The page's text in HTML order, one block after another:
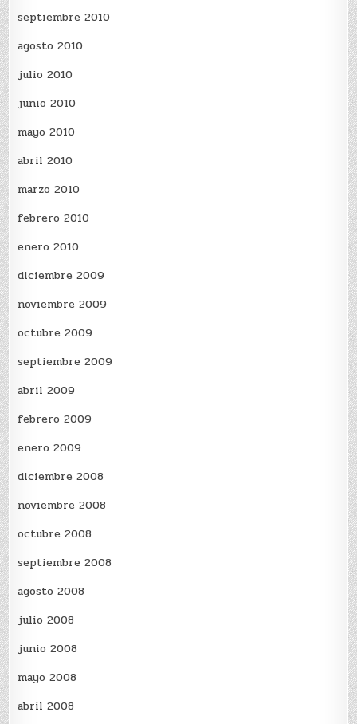
septiembre 2010
agosto 2010
julio 2010
junio 2010
mayo 2010
abril 2010
marzo 2010
febrero 2010
enero 2010
diciembre 2009
noviembre 2009
octubre 2009
septiembre 2009
abril 2009
febrero 2009
enero 2009
diciembre 2008
noviembre 2008
octubre 2008
septiembre 2008
agosto 2008
julio 2008
junio 2008
mayo 2008
abril 2008